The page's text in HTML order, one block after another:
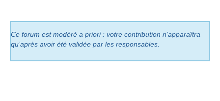
Ce forum est modéré a priori : votre contribution n’apparaîtra
qu’après avoir été validée par les responsables.